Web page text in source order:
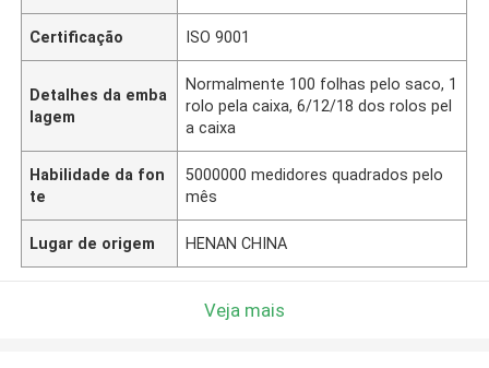
Certificação ISO 9001
Detalhes da emba
lagem
Normalmente 100 folhas pelo saco, 1
rolo pela caixa, 6/12/18 dos rolos pel
a caixa
Habilidade da fon
te
5000000 medidores quadrados pelo
mês
Lugar de origem HENAN CHINA
Veja mais